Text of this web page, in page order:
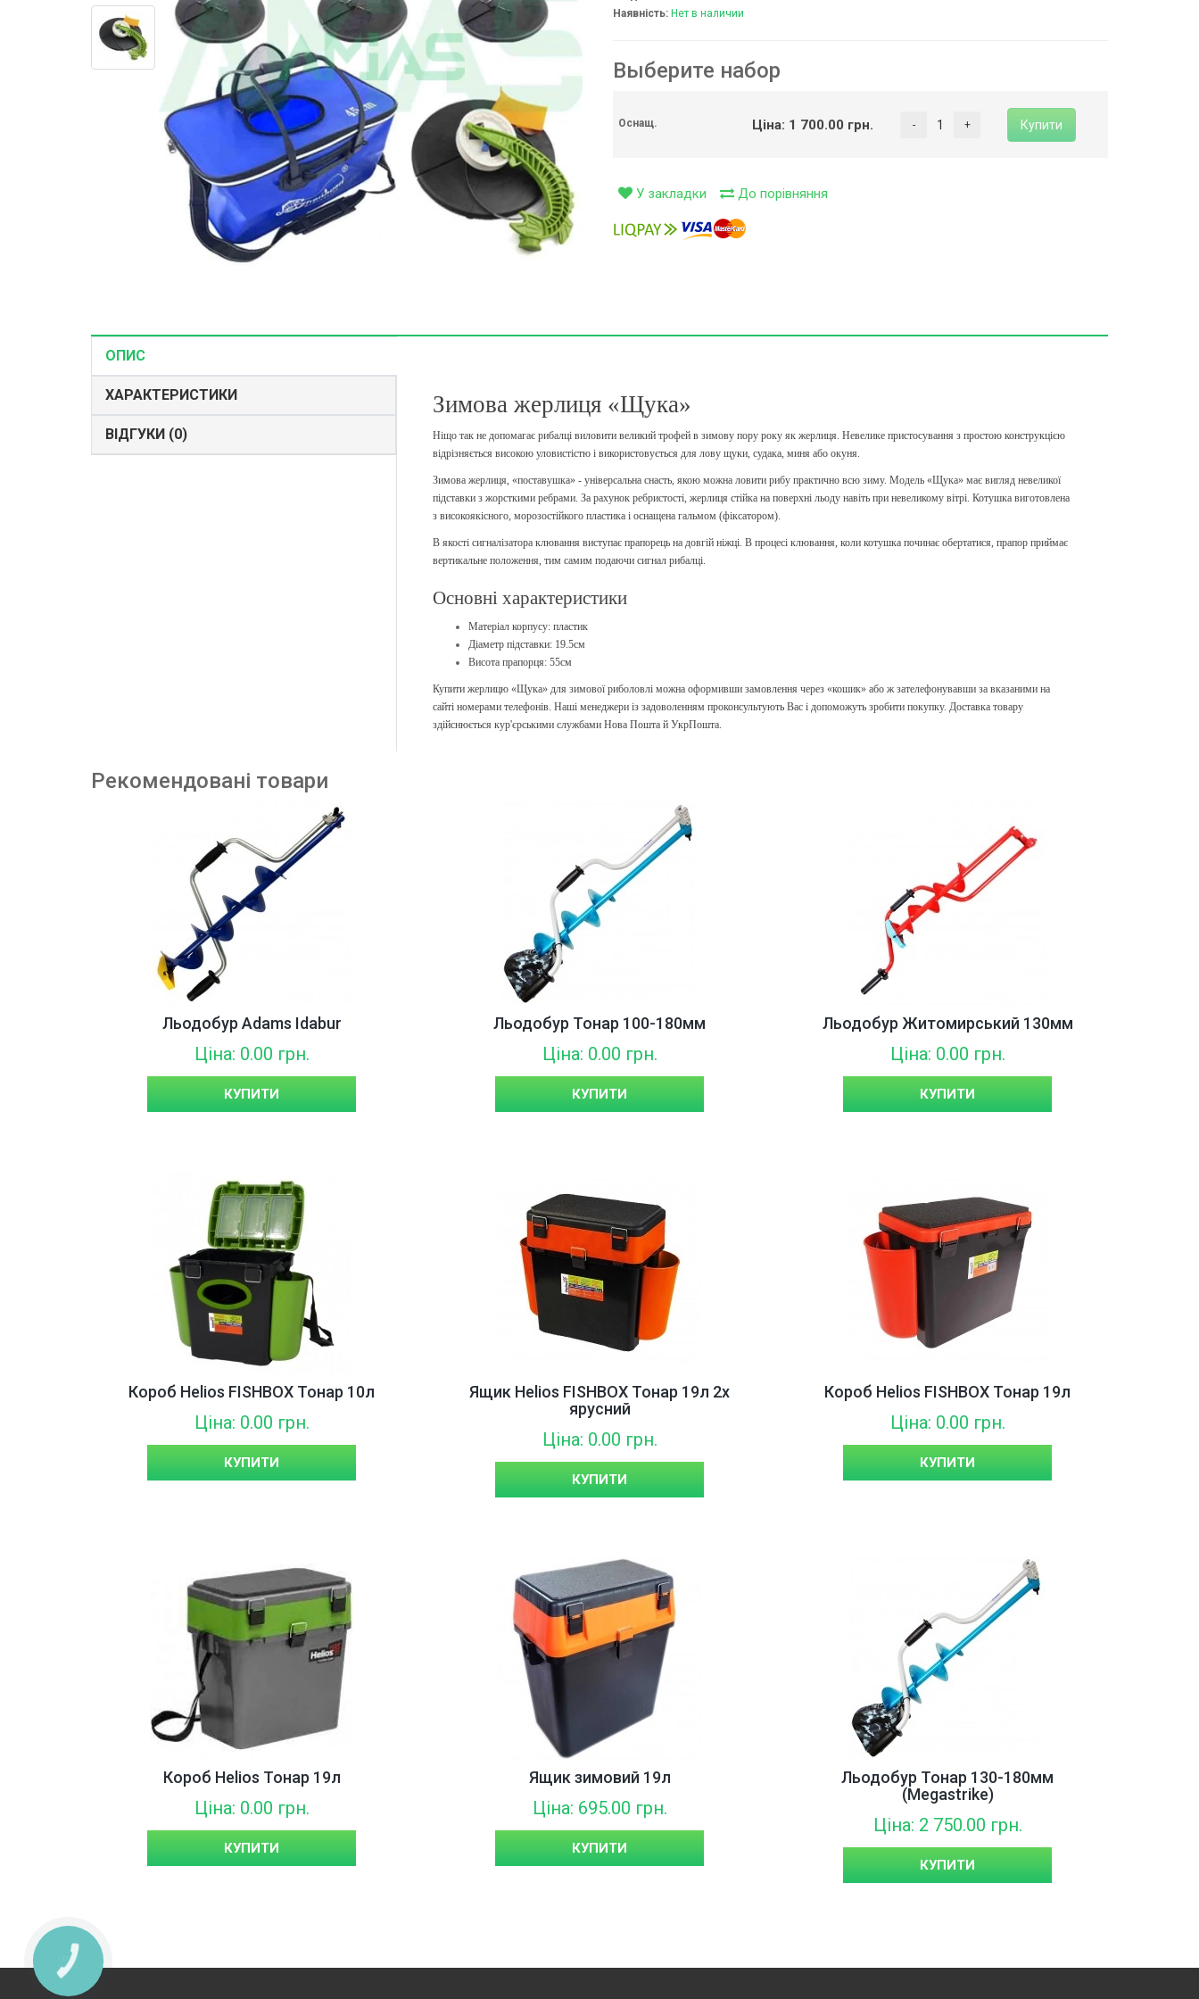
Корми і Наживки (0)
Риболовні сітки (99)
Зимові снасті (126)
Наявність: Нет в наличии
Выберите набор
Оснащ. Ціна: 1 700.00 грн.
У закладки До порівняння
ОПИС
ХАРАКТЕРИСТИКИ
ВІДГУКИ (0)
Зимова жерлиця «Щука»
Ніщо так не допомагає рибалці виловити великий трофей в зимову пору року як жерлиця. Невелике пристосування з простою конструкцією
відрізняється високою уловистістю і використовується для лову щуки, судака, миня або окуня.
Зимова жерлиця, «поставушка» - універсальна снасть, якою можна ловити рибу практично всю зиму. Модель «Щука» має вигляд невеликої
підставки з жорсткими ребрами. За рахунок ребристості, жерлиця стійка на поверхні льоду навіть при невеликому вітрі. Котушка виготовлена ​​
з високоякісного, морозостійкого пластика і оснащена гальмом (фіксатором).
В якості сигналізатора клювання виступає прапорець на довгій ніжці. В процесі клювання, коли котушка починає обертатися, прапор приймає
вертикальне положення, тим самим подаючи сигнал рибалці.
Основні характеристики
Матеріал корпусу: пластик
Діаметр підставки: 19.5см
Висота прапорця: 55см
Купити жерлицю «Щука» для зимової риболовлі можна оформивши замовлення через «кошик» або ж зателефонувавши за вказаними на
сайті номерами телефонів. Наші менеджери із задоволенням проконсультують Вас і допоможуть зробити покупку. Доставка товару
здійснюється кур'єрськими службами Нова Пошта й УкрПошта.
Рекомендовані товари
Льодобур Adams Idabur
Ціна: 0.00 грн.
КУПИТИ
Льодобур Тонар 100-180мм
Ціна: 0.00 грн.
КУПИТИ
Льодобур Житомирський 130мм
Ціна: 0.00 грн.
КУПИТИ
Короб Helios FISHBOX Тонар 10л
Ціна: 0.00 грн.
КУПИТИ
Ящик Helios FISHBOX Тонар 19л 2х
ярусний
Ціна: 0.00 грн.
КУПИТИ
Короб Helios FISHBOX Тонар 19л
Ціна: 0.00 грн.
КУПИТИ
Короб Helios Тонар 19л
Ціна: 0.00 грн.
КУПИТИ
Ящик зимовий 19л
Ціна: 695.00 грн.
КУПИТИ
Льодобур Тонар 130-180мм
(Megastrike)
Ціна: 2 750.00 грн.
КУПИТИ